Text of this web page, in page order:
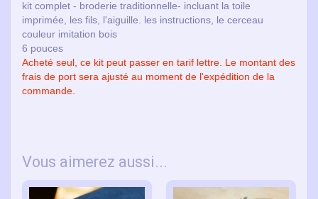
kit complet - broderie traditionnelle- incluant la toile
imprimée, les fils, l'aiguille. les instructions, le cerceau
couleur imitation bois
6 pouces
Acheté seul, ce kit peut passer en tarif lettre. Le montant des
frais de port sera ajusté au moment de l'expédition de la
commande.
Vous aimerez aussi...